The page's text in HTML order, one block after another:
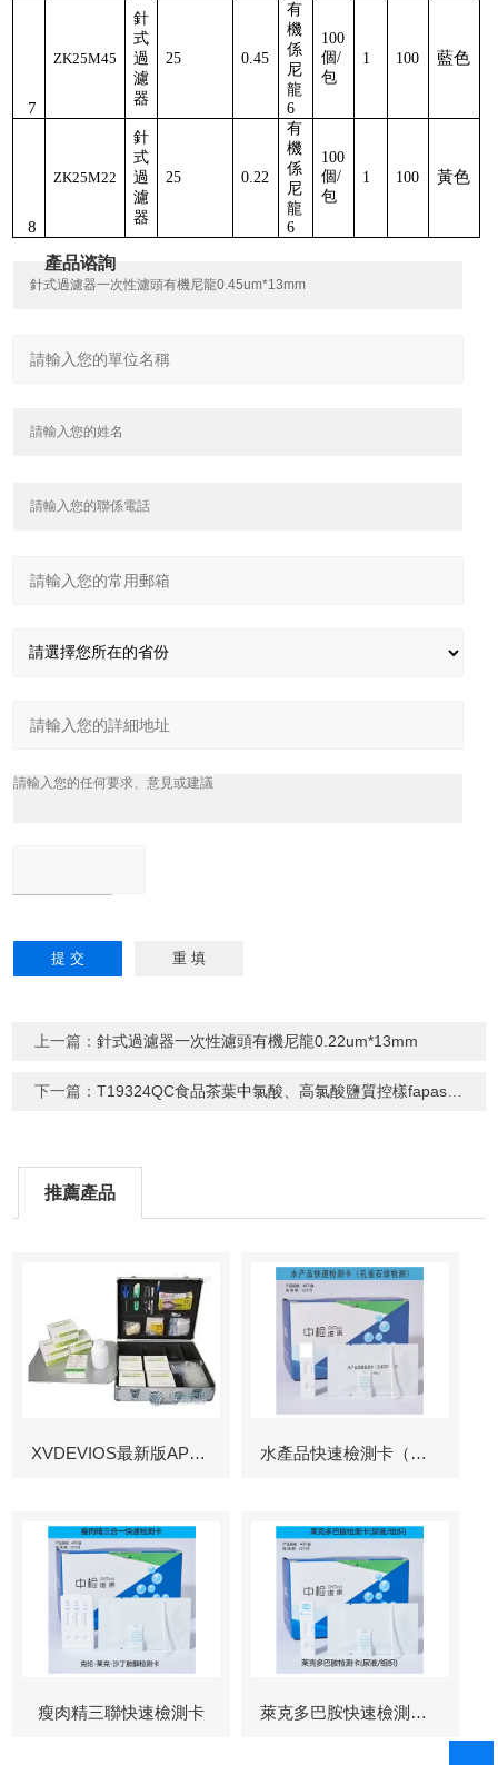
7
ZK25M45
針
式
過
濾
器
25 0.45
有
機
係
尼
龍
6
100
個/
包
1 100 藍色
8
ZK25M22
針
式
過
濾
器
25 0.22
有
機
係
尼
龍
6
100
個/
包
1 100 黃色
產品谘詢
上一篇：針式過濾器一次性濾頭有機尼龍0.22um*13mm
下一篇：T19324QC食品茶葉中氯酸、高氯酸鹽質控樣fapas 驗證
推薦產品
XVDEVIOS最新版APP下载 水產品快速檢測卡（孔雀石綠檢測）
瘦肉精三聯快速檢測卡 萊克多巴胺快速檢測卡（瘦肉精檢測）